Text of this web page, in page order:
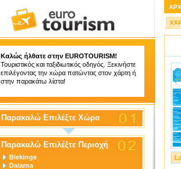
Καλώς ήλθατε στην EUROTOURISM!
Τουριστικός και ταξιδιωτικός οδηγός. Ξεκινήστε
επιλέγοντας την xώρα πατώντας στον χάρτη ή
στην παρακάτω λίστα!
Παρακαλώ Επιλέξτε Χώρα
Παρακαλώ Επιλέξτε Περιοχή
Blekinge
Dalarna